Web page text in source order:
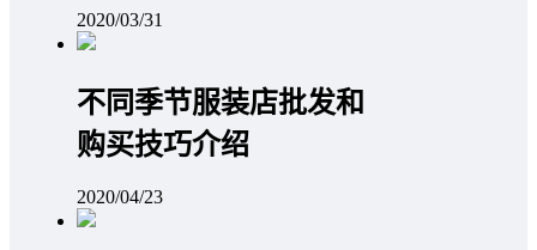
2020/03/31
不同季节服装店批发和
购买技巧介绍
2020/04/23